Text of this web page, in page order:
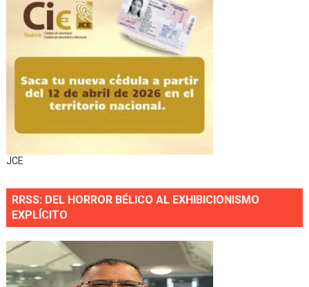
JCE
RRSS: DEL HORROR BÉLICO AL EXHIBICIONISMO
EXPLÍCITO